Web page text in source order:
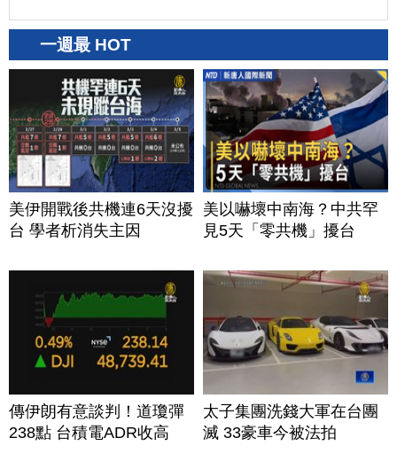
一週最 HOT
美伊開戰後共機連6天沒擾
台 學者析消失主因
美以嚇壞中南海？中共罕
見5天「零共機」擾台
傳伊朗有意談判！道瓊彈
238點 台積電ADR收高
太子集團洗錢大軍在台團
滅 33豪車今被法拍